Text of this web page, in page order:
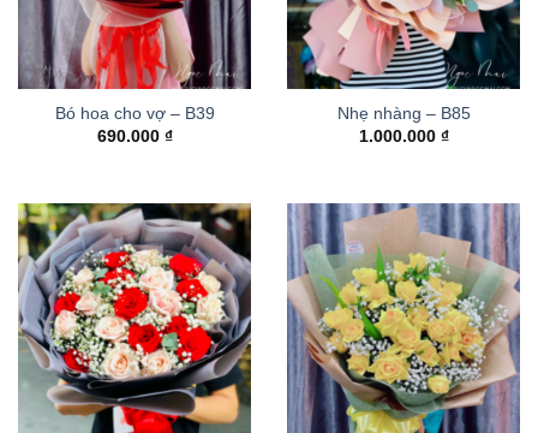
Bó hoa cho vợ – B39
690.000 ₫
Nhẹ nhàng – B85
1.000.000 ₫